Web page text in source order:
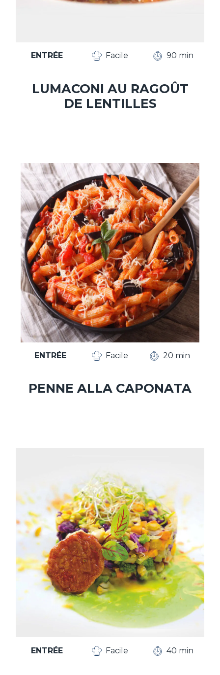
ENTRÉE Facile 90 min
LUMACONI AU RAGOÛT
DE LENTILLES
ENTRÉE Facile 20 min
PENNE ALLA CAPONATA
ENTRÉE Facile 40 min